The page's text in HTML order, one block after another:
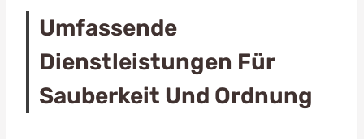
Umfassende
Dienstleistungen Für
Sauberkeit Und Ordnung